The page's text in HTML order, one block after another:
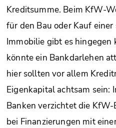
Kreditsumme. Beim KfW-
für den Bau oder Kauf
Immobilie gibt es hingegen
könnte ein Bankdarlehen
hier sollten vor allem
Eigenkapital achtsam sein:
Banken verzichtet die
bei Finanzierungen mit